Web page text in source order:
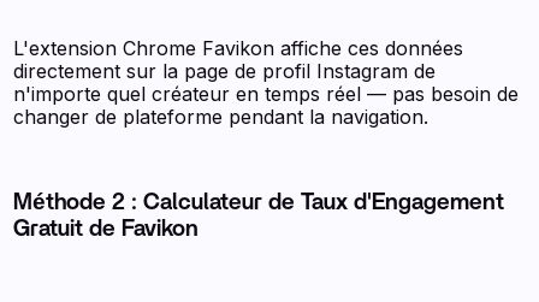
L'extension Chrome Favikon affiche ces données
directement sur la page de profil Instagram de
n'importe quel créateur en temps réel — pas besoin de
changer de plateforme pendant la navigation.
Méthode 2 : Calculateur de Taux d'Engagement
Gratuit de Favikon